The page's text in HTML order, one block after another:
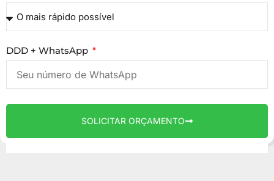
DDD + WhatsApp
SOLICITAR ORÇAMENTO